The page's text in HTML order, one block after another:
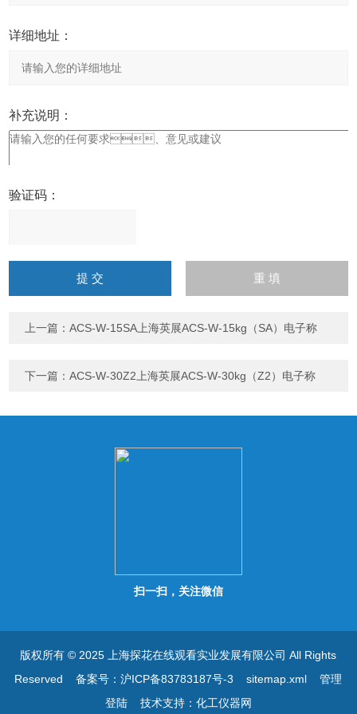
详细地址：
补充说明：
验证码：
字），如：三加四=7
上一篇：ACS-W-15SA上海英展ACS-W-15kg（SA）电子称
下一篇：ACS-W-30Z2上海英展ACS-W-30kg（Z2）电子称
扫一扫，关注微信
版权所有 © 2025 上海探花在线观看实业发展有限公司 All Rights
Reserved备案号：沪ICP备83783187号-3 sitemap.xml
管理
登陆技术支持： 化工仪器网